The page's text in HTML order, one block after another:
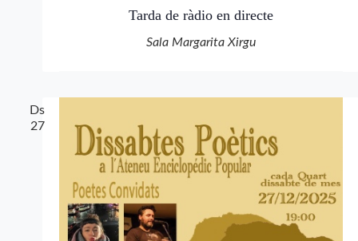
Tarda de ràdio en directe
Sala Margarita Xirgu
Ds
27